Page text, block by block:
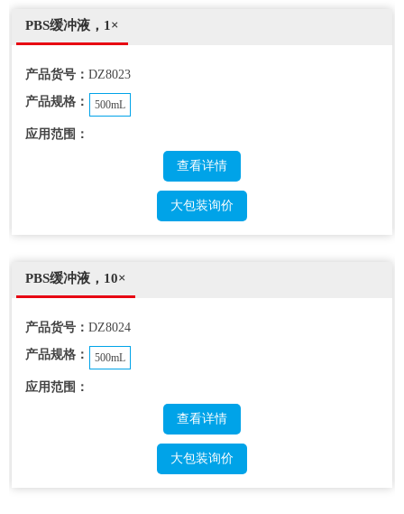
PBS缓冲液，1×
产品货号： DZ8023
产品规格：
500mL
应用范围：
查看详情
大包装询价
PBS缓冲液，10×
产品货号： DZ8024
产品规格：
500mL
应用范围：
查看详情
大包装询价